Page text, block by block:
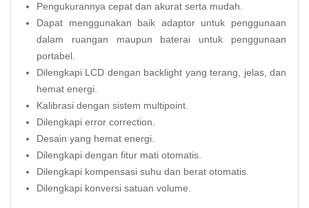
Pengukurannya cepat dan akurat serta mudah.
Dapat menggunakan baik adaptor untuk penggunaan
dalam ruangan maupun baterai untuk penggunaan
portabel.
Dilengkapi LCD dengan backlight yang terang, jelas, dan
hemat energi.
Kalibrasi dengan sistem multipoint.
Dilengkapi error correction.
Desain yang hemat energi.
Dilengkapi dengan fitur mati otomatis.
Dilengkapi kompensasi suhu dan berat otomatis.
Dilengkapi konversi satuan volume.